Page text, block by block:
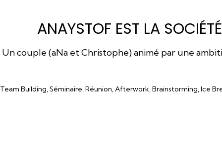
ANAYSTOF EST LA
Un couple (aNa et Christophe) animé par une
Team Building, Séminaire, Réunion, Afterwork, Brainstorming, Ice